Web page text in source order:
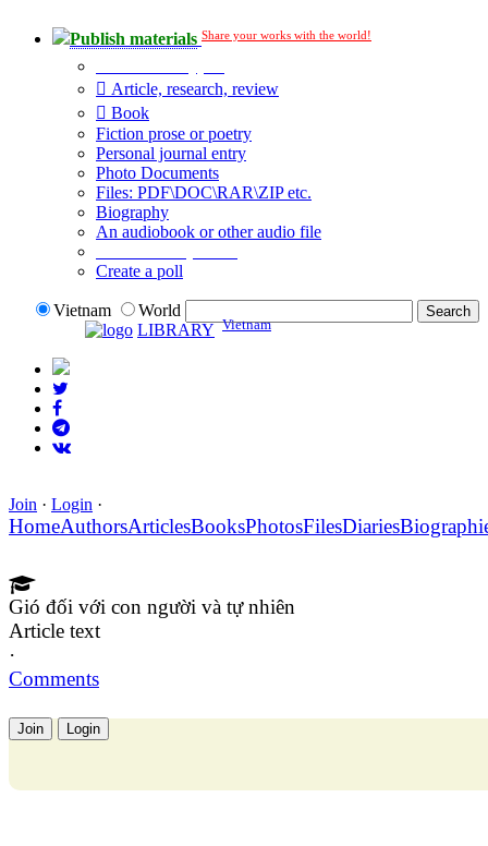
Publish materials Share your works with the world!
Article, research, review
Book
Fiction prose or poetry
Personal journal entry
Photo Documents
Files: PDF\DOC\RAR\ZIP etc.
Biography
An audiobook or other audio file
Create a poll
Vietnam
World
LIBRARY Vietnam
Join · Login ·
HomeAuthorsArticlesBooksPhotosFilesDiaries
Gió đối với con người và tự nhiên
Article text
·
Comments
Join Login